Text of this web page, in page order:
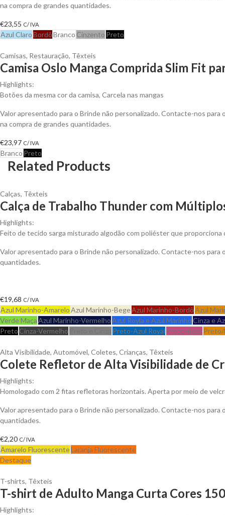
na compra de grandes quantidades.
€23,55 C/ IVA
Azul ClaroBordôBranco Cinzento Preto
Camisas, Restauração, Têxteis
Camisa Oslo Manga Comprida Slim Fit
Highlights:
Botões da mesma cor da camisa, Carcela nas mangas
Valor apresentado para o Brinde não personalizado. Contacte-nos
na compra de grandes quantidades.
€23,97 C/ IVA
Branco Preto
Related Products
Calças, Têxteis
Calça de Trabalho Thunder com
Highlights:
Feito de tecido sarga misturado algodão com poliéster que proporciona
Valor apresentado para o Brinde não personalizado. Contacte-nos
quantidades.
€19,68 C/ IVA
Azul Marinho-AmareloAzul Marinho-BegeAzul Marinho-BordôAzul
Verde MaçaAzul Marinho-VermelhoAzul Royla e Azul Marinho Cinza e
Preto Cinza-Vermelho Preto-Azul Royal Preto-Rosa Preto/
Alta Visibilidade, Automóvel, Coletes, Crianças, Têxteis
Colete Refletor de Alta Visibilidade de
Highlights:
Homologado com 2 fitas refletoras horizontais. Aperta por meio de
Valor apresentado para o Brinde não personalizado. Contacte-nos
quantidades.
€2,20 C/ IVA
Amarelo FluorescenteLaranja Fluorescente
Destaque
T-shirts, Têxteis
T-shirt de Adulto Manga Curta Cores
Highlights: